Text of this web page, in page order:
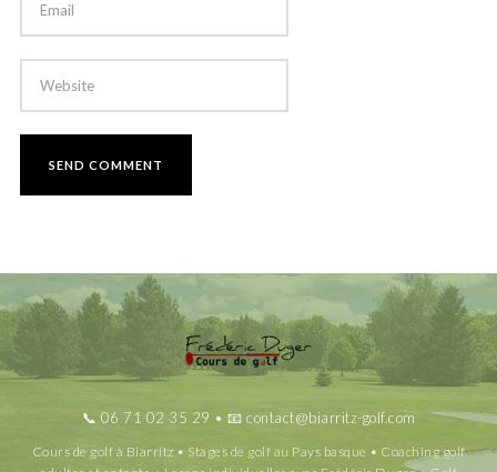
📞 06 71 02 35 29 • 📧 contact@biarritz-golf.com
Cours de golf à Biarritz • Stages de golf au Pays basque • Coaching golf